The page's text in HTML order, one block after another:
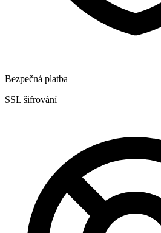
Bezpečná platba
SSL šifrování